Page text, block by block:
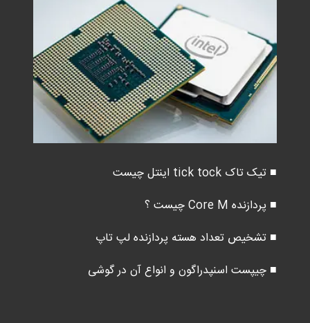
■ تیک تاک tick tock اینتل چیست
■ پردازنده Core M چیست ؟
■ تشخیص تعداد هسته پردازنده لپ تاپ
■ چیپست اسنپدراگون و انواع آن در گوشی